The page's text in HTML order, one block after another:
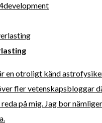
en otroligt känd
fler vetenskapsbloggar
reda på mig. Jag bor